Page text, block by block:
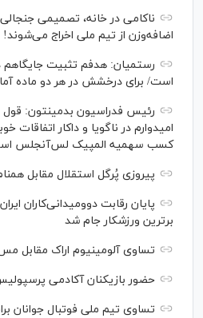
ناکامی در خانه، تصمیمی
اضافه‌وزن از تیم ملی اخراج می‌شوند!
رستمیان: هدفم تثبیت جایگاهم
است/ برای درخشش در هر دو ماده
رئیس فدراسیون بدمینتون: قول
امیدوارم در ناگویا و داکار
کسب سهمیه المپیک لس‌آنجلس
پیروزی پُرگل استقلال مقابل
پایان رقابت دوومیدانی‌کاران
برترین ورزشکار جام شد
تساوی آلومینیوم اراک مقابل
حضور بازیکنان آکادمی
تساوی تیم ملی فوتبال جوانان